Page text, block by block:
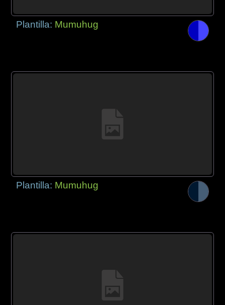
Plantilla: Mumuhug
Plantilla: Mumuhug